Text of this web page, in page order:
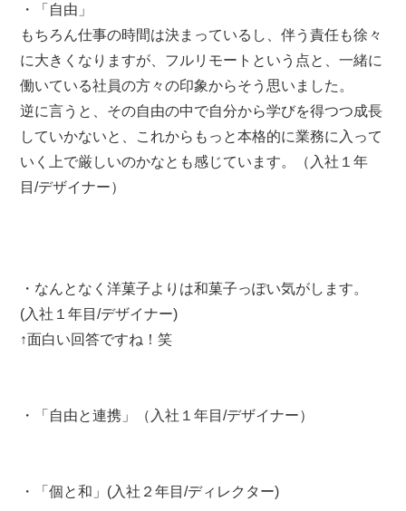
・「自由」
もちろん仕事の時間は決まっているし、伴う責任も徐々
に大きくなりますが、フルリモートという点と、一緒に
働いている社員の方々の印象からそう思いました。
逆に言うと、その自由の中で自分から学びを得つつ成長
していかないと、これからもっと本格的に業務に入って
いく上で厳しいのかなとも感じています。（入社１年
目/デザイナー）
・なんとなく洋菓子よりは和菓子っぽい気がします。
(入社１年目/デザイナー)
↑面白い回答ですね！笑
・「自由と連携」（入社１年目/デザイナー）
・「個と和」(入社２年目/ディレクター)